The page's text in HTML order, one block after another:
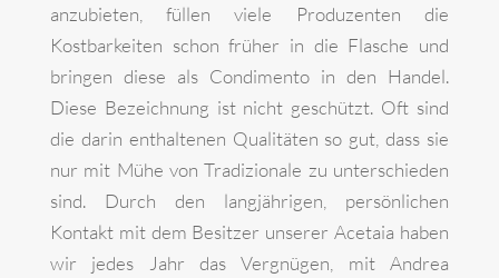
anzubieten, füllen viele Produzenten die
Kostbarkeiten schon früher in die Flasche und
bringen diese als Condimento in den Handel.
Diese Bezeichnung ist nicht geschützt. Oft sind
die darin enthaltenen Qualitäten so gut, dass sie
nur mit Mühe von Tradizionale zu unterschieden
sind. Durch den langjährigen, persönlichen
Kontakt mit dem Besitzer unserer Acetaia haben
wir jedes Jahr das Vergnügen, mit Andrea